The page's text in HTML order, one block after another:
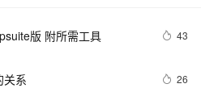
版 附所需工具 43
关系 26